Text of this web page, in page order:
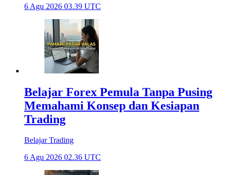
6 Agu 2026 03.39 UTC
Belajar Forex Pemula Tanpa Pusing
Memahami Konsep dan Kesiapan
Trading
Belajar Trading
6 Agu 2026 02.36 UTC